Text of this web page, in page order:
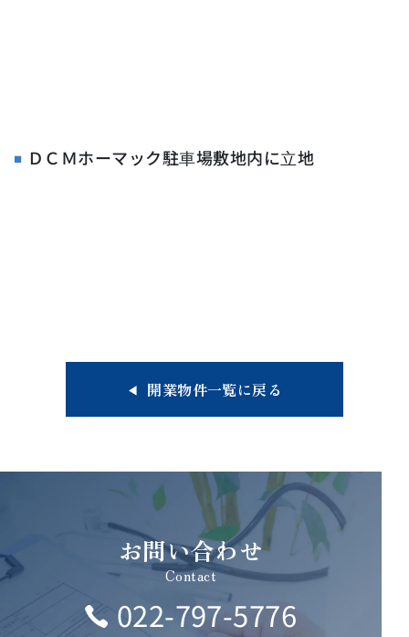
ＤＣＭホーマック駐⾞場敷地内に⽴地
開業物件一覧に戻る
お問い合わせ
Contact
022-797-5776